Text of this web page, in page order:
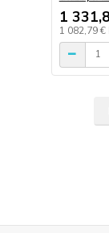
1
1 082,79 €